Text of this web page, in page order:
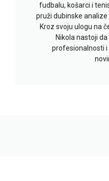
fudbalu, košarci i
pruži dubinske analize
Kroz svoju ulogu na
Nikola nastoji
profesionalnosti